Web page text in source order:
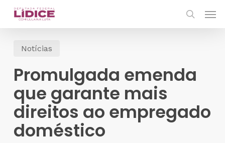
Skip
contentNotícias
Promulgada emenda
que garante mais
direitos ao empregado
doméstico